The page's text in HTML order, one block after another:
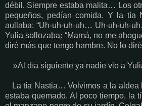
débil. Siempre estaba malita… Los
pequeños, pedían comida. Y la tía
aullaba: “Uh-uh-uh-uh… Uh-uh-uh-
Yulia sollozaba: “Mamá, no me
diré más que tengo hambre. No lo
»Al día siguiente ya nadie vio a
La tía Nastia… Volvimos a la aldea
estaba quemado. Al poco tiempo, la